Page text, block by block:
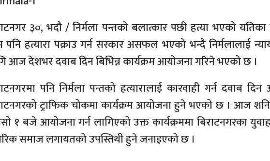
३०, भदौ / निर्मला पन्तको बलात्कार पछी हत्या भएको यतिका
पनि हत्यारा पक्राउ गर्न सरकार असफल भएको भन्दै निर्मलालाई
आज देशभर दवाब दिन बिभिन्न कार्यक्रम आयोजना गरिने भएको छ ।
पनि निर्मला पन्तको हत्यारालाई कारवाही गर्न दवाब
ट्राफिक चोकमा कार्यक्रम आयोजना हुने भएको छ । आज
१ बजे आयोजना गर्न लागिएको उक्त कार्यक्रममा बिराटनगरका
समाज लगायतको उपस्तिथी हुने जनाइएको छ ।